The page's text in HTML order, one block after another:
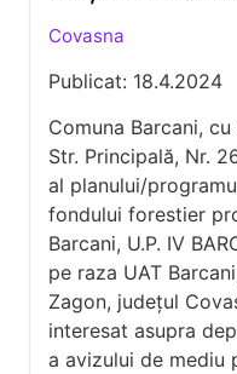
Covasna
Publicat: 18.4.2024
Comuna Barcani,
Str. Principală, Nr.
al planului/
fondului forestier
Barcani, U.P. IV
pe raza UAT
Zagon, județul
interesat asupra
a avizului de mediu